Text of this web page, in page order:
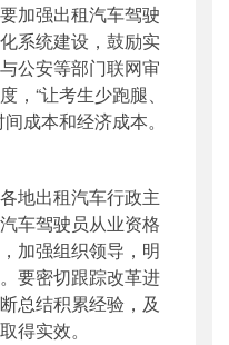
强出租汽车驾驶
系统建设，鼓励实
公安等部门联网审
“让考生少跑腿、
成本和经济成本。
出租汽车行政主
车驾驶员从业资格
加强组织领导，明
要密切跟踪改革进
总结积累经验，及
得实效。